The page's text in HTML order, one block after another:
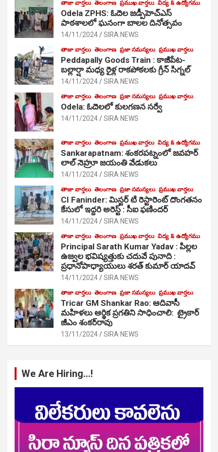
తాజా వార్తలు తెలంగాణ ప్రముఖ వార్తలు విద్య & ఉద్యోగము
Odela ZPHS: ఓదెల జ‌డ్పీహెచ్ఎస్
పాఠ‌శాల‌లో ఘనంగా బాలల దినోత్సవం
14/11/2024 SIRA NEWS
తాజా వార్తలు తెలంగాణ ప్రజా సమస్యలు ప్రముఖ వార్తలు
Peddapally Goods Train : కాజీపేట-
బల్లార్షా మధ్య రైళ్ల రాకపోకలకు గ్రీన్ సిగ్నల్
14/11/2024 SIRA NEWS
తాజా వార్తలు తెలంగాణ ప్రజా సమస్యలు ప్రముఖ వార్తలు
Odela: ఓదెలలో కులగణన సర్వే
14/11/2024 SIRA NEWS
తాజా వార్తలు తెలంగాణ ప్రముఖ వార్తలు విద్య & ఉద్యోగము
Sankarapatnam: శంకరపట్నంలో జవహర్
లాల్ నెహ్రూ జయంతి వేడుకలు
14/11/2024 SIRA NEWS
తాజా వార్తలు తెలంగాణ ప్రజా సమస్యలు ప్రముఖ వార్తలు
CI Faninder: మిస్టర్ టి రెస్టారెంట్ దొంగతనం
కేసులో ఇద్దరి అరెస్ట్ : సీఐ ఫణిందర్
14/11/2024 SIRA NEWS
తాజా వార్తలు తెలంగాణ ప్రముఖ వార్తలు విద్య & ఉద్యోగము
Principal Sarath Kumar Yadav : పిల్లల
ఉజ్వల భవిష్యత్తుకు చదువే పునాది :
ప్రధానోపాధ్యాయులు శరత్ కుమార్ యాదవ్
14/11/2024 SIRA NEWS
తాజా వార్తలు తెలంగాణ ప్రజా సమస్యలు ప్రముఖ వార్తలు
Tricar GM Shankar Rao: ఆదివాసీ
మహిళలు ఆర్థిక ప్రగతిని సాధించాలి: ట్రైకార్
జీఎం శంకర్‌రావు
13/11/2024 SIRA NEWS
We Are Hiring…!